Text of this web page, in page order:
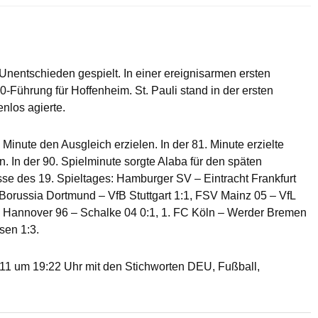
gespielt. In einer ereignisarmen ersten
Führung für Hoffenheim. St. Pauli stand in der ersten
agierte.
den Ausgleich erzielen. In der 81. Minute erzielte
In der 90. Spielminute sorgte Alaba für den späten
des 19. Spieltages: Hamburger SV – Eintracht Frankfurt
Dortmund – VfB Stuttgart 1:1, FSV Mainz 05 – VfL
96 – Schalke 04 0:1, 1. FC Köln – Werder Bremen
1:3.
um 19:22 Uhr mit den Stichworten DEU, Fußball,